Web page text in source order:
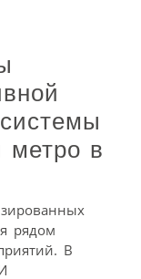
метро в
рядом
В